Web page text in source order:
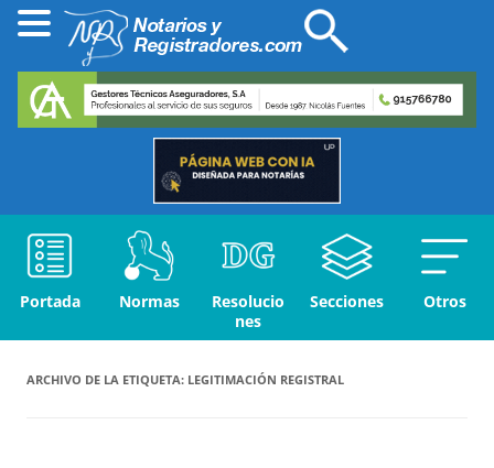
Portada Normas
Resolucio
nes
Secciones Otros
ARCHIVO DE LA ETIQUETA: LEGITIMACIÓN REGISTRAL